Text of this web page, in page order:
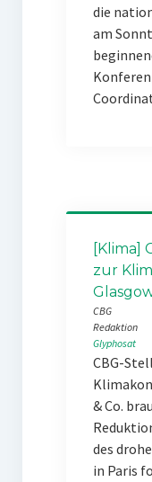
die
am
[Klima]
zur
CBG
Redaktion
Glyphosat
CBG-
& Co.
des
in Paris